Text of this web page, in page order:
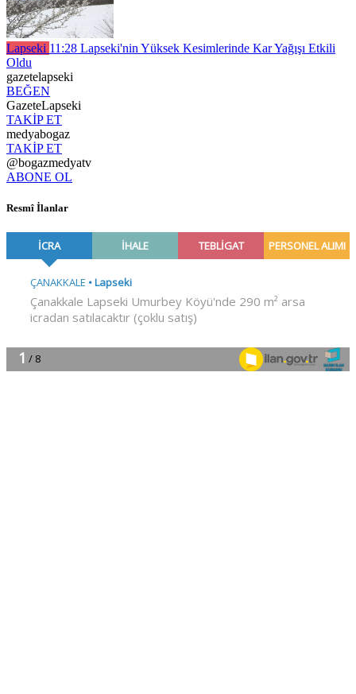
Lapseki 11:28 Lapseki'nin Yüksek Kesimlerinde Kar Yağışı Etkili
Oldu
gazetelapseki
BEĞEN
GazeteLapseki
TAKİP ET
medyabogaz
TAKİP ET
@bogazmedyatv
ABONE OL
Resmî İlanlar